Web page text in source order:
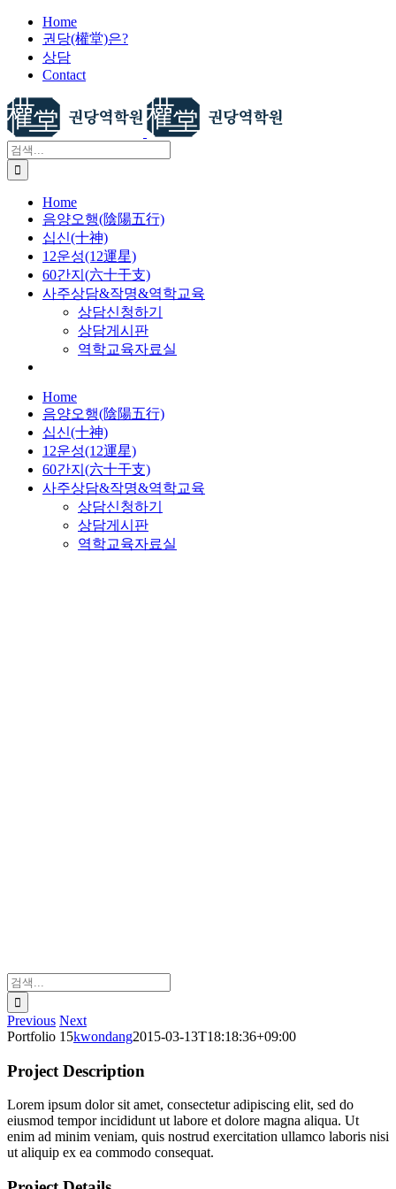
건
너
뛰
기
Home
권당(權堂)은?
상담
Contact
검
색:
Home
음양오행(陰陽五行)
십신(十神)
12운성(12運星)
60간지(六十干支)
사주상담&작명&역학교육
상담신청하기
상담게시판
역학교육자료실
Home
음양오행(陰陽五行)
십신(十神)
12운성(12運星)
60간지(六十干支)
사주상담&작명&역학교육
상담신청하기
상담게시판
역학교육자료실
검
색:
Previous Next
Portfolio 15kwondang2015-03-13T18:18:36+09:00
Project Description
Lorem ipsum dolor sit amet, consectetur adipiscing elit, sed do
eiusmod tempor incididunt ut labore et dolore magna aliqua. Ut
enim ad minim veniam, quis nostrud exercitation ullamco laboris nisi
ut aliquip ex ea commodo consequat.